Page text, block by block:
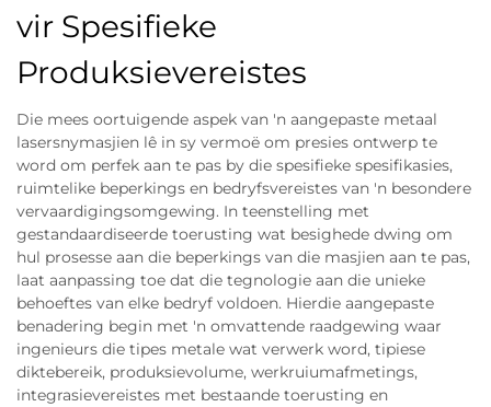
vir Spesifieke
Produksievereistes
Die mees oortuigende aspek van 'n aangepaste metaal
lasersnymasjien lê in sy vermoë om presies ontwerp te
word om perfek aan te pas by die spesifieke spesifikasies,
ruimtelike beperkings en bedryfsvereistes van 'n besondere
vervaardigingsomgewing. In teenstelling met
gestandaardiseerde toerusting wat besighede dwing om
hul prosesse aan die beperkings van die masjien aan te pas,
laat aanpassing toe dat die tegnologie aan die unieke
behoeftes van elke bedryf voldoen. Hierdie aangepaste
benadering begin met 'n omvattende raadgewing waar
ingenieurs die tipes metale wat verwerk word, tipiese
diktebereik, produksievolume, werkruiumafmetings,
integrasievereistes met bestaande toerusting en